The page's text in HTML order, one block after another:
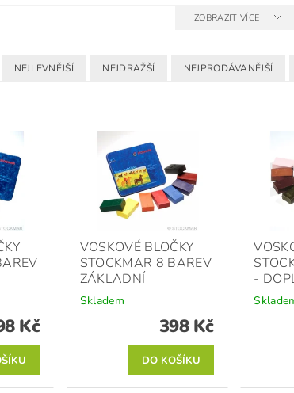
ZOBRAZIT VÍCE
NEJLEVNĚJŠÍ NEJDRAŽŠÍ NEJPRODÁVANĚJŠÍ
Kč
VOSKOVÉ BLOČKY
STOCKMAR 8 BAREV
ZÁKLADNÍ
Skladem
398 Kč
-